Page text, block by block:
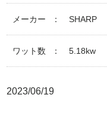
メーカー SHARP
ワット数 5.18kw
2023/06/19